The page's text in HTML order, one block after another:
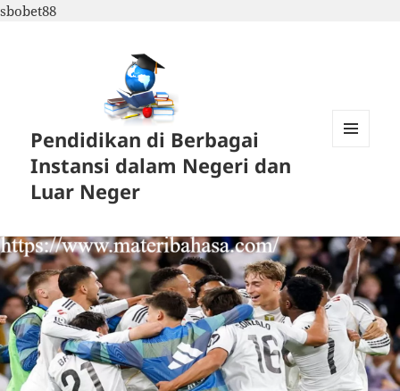
sbobet88
Pendidikan di Berbagai
Instansi dalam Negeri dan
Luar Neger